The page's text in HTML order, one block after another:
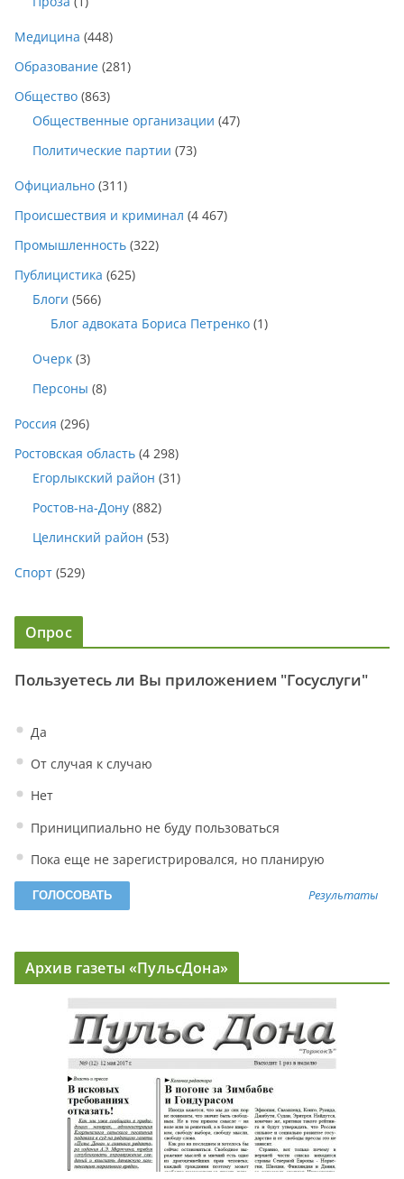
Медицина (448)
Образование (281)
Общество (863)
Общественные организации (47)
Политические партии (73)
Официально (311)
Происшествия и криминал (4 467)
Промышленность (322)
Публицистика (625)
Блоги (566)
Блог адвоката Бориса Петренко (1)
Очерк (3)
Персоны (8)
Россия (296)
Ростовская область (4 298)
Егорлыкский район (31)
Ростов-на-Дону (882)
Целинский район (53)
Спорт (529)
Опрос
Пользуетесь ли Вы приложением "Госуслуги"
Да
От случая к случаю
Нет
Приниципиально не буду пользоваться
Пока еще не зарегистрировался, но планирую
Результаты
Архив газеты «ПульсДона»